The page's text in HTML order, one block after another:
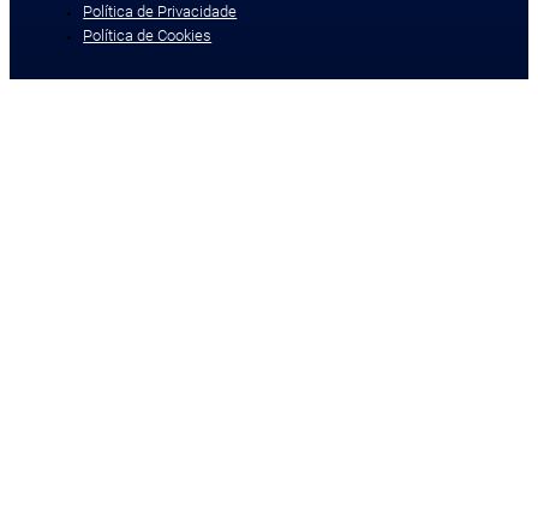
Política de Privacidade
Política de Cookies